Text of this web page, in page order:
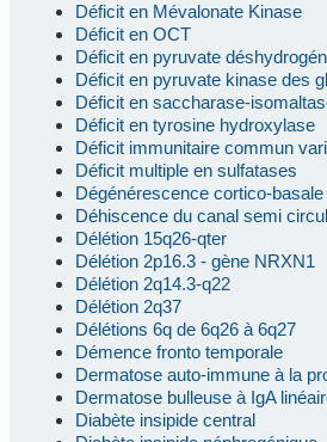
Déficit en Mévalonate Kinase
Déficit en OCT
Déficit en pyruvate
Déficit en pyruvate kinase des
Déficit en saccharase-
Déficit en tyrosine hydroxylase
Déficit immunitaire commun
Déficit multiple en sulfatases
Dégénérescence cortico-basale
Déhiscence du canal semi
Délétion 15q26-qter
Délétion 2p16.3 - gène NRXN1
Délétion 2q14.3-q22
Délétion 2q37
Délétions 6q de 6q26 à 6q27
Démence fronto temporale
Dermatose auto-immune à la
Dermatose bulleuse à IgA
Diabète insipide central